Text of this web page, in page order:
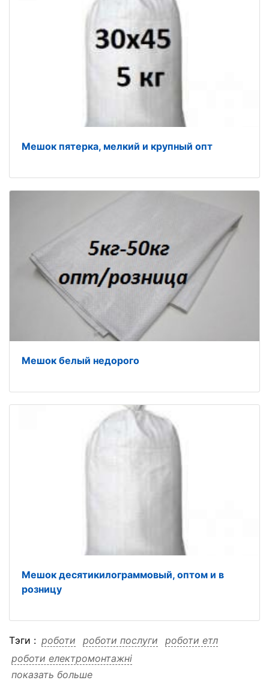
Мешок пятерка, мелкий и крупный опт
Мешок белый недорого
Мешок десятикилограммовый, оптом и в
розницу
Тэги : роботи роботи послуги
роботи етл
роботи електромонтажні
роботи електромонтажні послуги
показать больше